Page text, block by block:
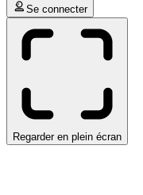
Se connecter
Regarder en plein écran